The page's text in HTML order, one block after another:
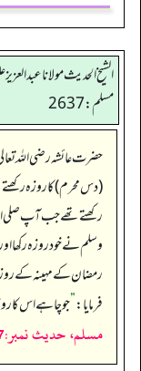
الشيخ الحديث مولانا
مسلم: 2637
حضرت عائشہ رضی اللہ
(دس محرم) کا روزہ رکھتے
رکھتے تھے جب آپ صلی
وسلم نے خود روزہ رکھا
رمضان کے مہینہ کے
فرمایا:”جو چاہے اس کا
مسلم، حديث نمبر:2637]